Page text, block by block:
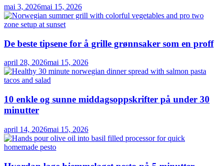
mai 3, 2026mai 15, 2026
De beste tipsene for å grille grønnsaker som en proff
april 28, 2026mai 15, 2026
10 enkle og sunne middagsoppskrifter på under 30
minutter
april 14, 2026mai 15, 2026